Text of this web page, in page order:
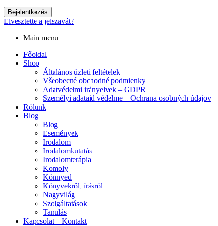
Bejelentkezés
Elvesztette a jelszavát?
Main menu
Főoldal
Shop
Általános üzleti feltételek
Všeobecné obchodné podmienky
Adatvédelmi irányelvek – GDPR
Személyi adataid védelme – Ochrana osobných údajov
Rólunk
Blog
Blog
Események
Irodalom
Irodalomkutatás
Irodalomterápia
Komoly
Könnyed
Könyvekről, írásról
Nagyvilág
Szolgáltatások
Tanulás
Kapcsolat – Kontakt